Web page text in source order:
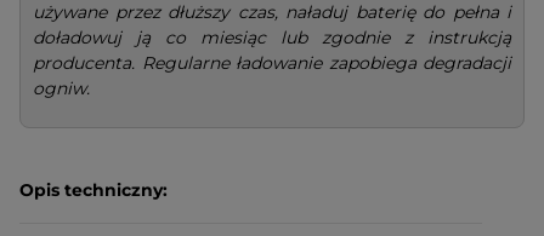
używane przez dłuższy czas, naładuj baterię do pełna i
doładowuj ją co miesiąc lub zgodnie z instrukcją
producenta. Regularne ładowanie zapobiega degradacji
ogniw.
Opis techniczny: